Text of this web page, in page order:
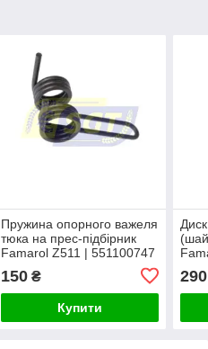
Пружина опорного важеля
тюка на прес-підбірник
Famarol Z511 | 551100747
150₴
Купити
290